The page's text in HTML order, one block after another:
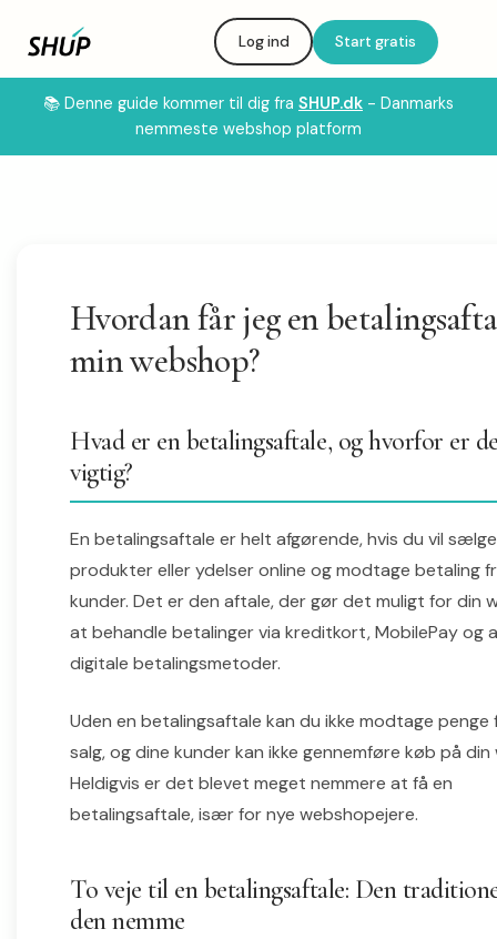
📚 Denne guide kommer til dig fra SHUP.dk - Danmarks
nemmeste webshop platform
Log ind Start gratis
Hvordan får jeg en
min webshop?
Hvad er en betalingsaftale, og hvorfor er
vigtig?
En betalingsaftale er helt afgørende, hvis du vil sælge
produkter eller ydelser online og modtage betaling
kunder. Det er den aftale, der gør det muligt for din
at behandle betalinger via kreditkort, MobilePay og
digitale betalingsmetoder.
Uden en betalingsaftale kan du ikke modtage penge
salg, og dine kunder kan ikke gennemføre køb på
Heldigvis er det blevet meget nemmere at få en
betalingsaftale, især for nye webshopejere.
To veje til en betalingsaftale: Den
den nemme